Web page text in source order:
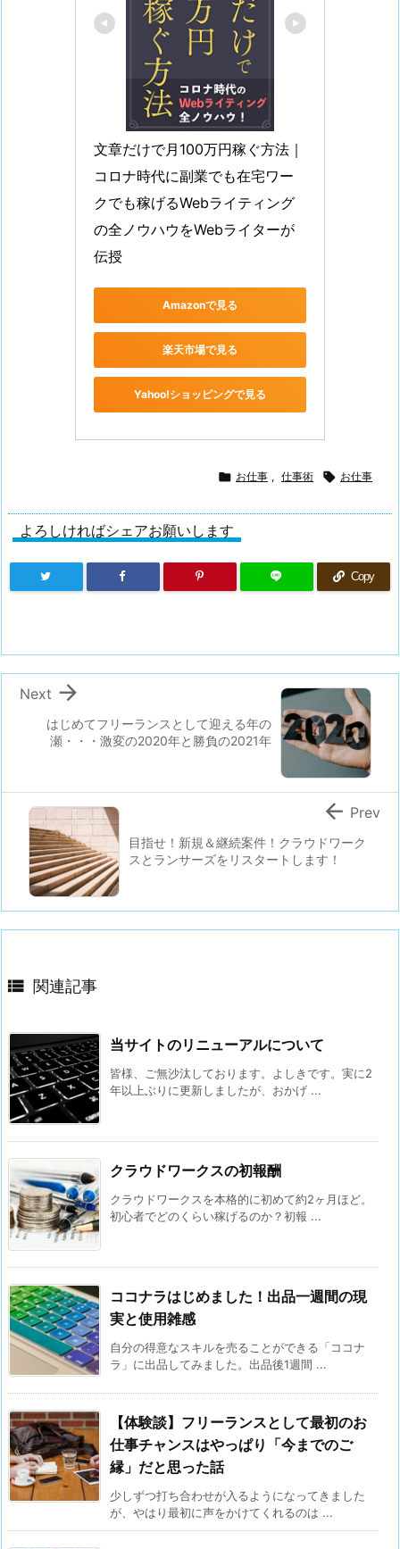
文章だけで月100万円稼ぐ方法｜
コロナ時代に副業でも在宅ワー
クでも稼げるWebライティング
の全ノウハウをWebライターが
伝授
Amazonで見る
楽天市場で見る
Yahoo!ショッピングで見る
 お仕事 , 仕事術  お仕事
よろしければシェアお願いします
Copy
はじめてフリーランスとして迎える年の
瀬・・・激変の2020年と勝負の2021年

Next
目指せ！新規＆継続案件！クラウドワーク
スとランサーズをリスタートします！
 Prev
 関連記事
当サイトのリニューアルについて
皆様、ご無沙汰しております。よしきです。実に2
年以上ぶりに更新しましたが、おかげ ...
クラウドワークスの初報酬
クラウドワークスを本格的に初めて約2ヶ月ほど。
初心者でどのくらい稼げるのか？初報 ...
ココナラはじめました！出品一週間の現
実と使用雑感
自分の得意なスキルを売ることができる「ココナ
ラ」に出品してみました。出品後1週間 ...
【体験談】フリーランスとして最初のお
仕事チャンスはやっぱり「今までのご
縁」だと思った話
少しずつ打ち合わせが入るようになってきました
が、やはり最初に声をかけてくれるのは ...